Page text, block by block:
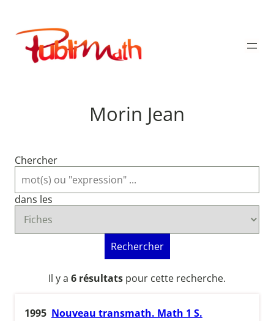
contenu
Publimath
Morin Jean
Chercher
dans les
Rechercher
Il y a 6 résultats pour cette recherche.
1995 Nouveau transmath. Math 1 S.